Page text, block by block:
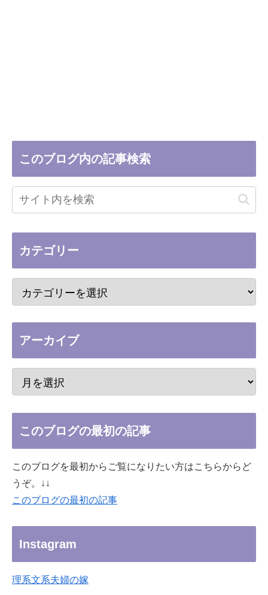
このブログ内の記事検索
カテゴリー
アーカイブ
このブログの最初の記事
このブログを最初からご覧になりたい方はこちらからど
うぞ。↓↓
このブログの最初の記事
Instagram
理系文系夫婦の嫁